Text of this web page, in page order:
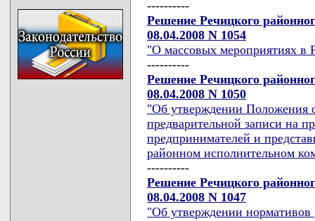
----------
Решение Речицкого
08.04.2008 N 1054
"О массовых мероприятиях в
----------
Решение Речицкого
08.04.2008 N 1050
"Об утверждении Положения
предварительной записи на
предпринимателей и
районном исполнительном
----------
Решение Речицкого
08.04.2008 N 1047
"Об утверждении нормативов